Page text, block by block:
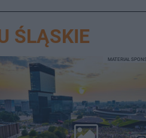
ŚLĄSKIE
MATERIAŁ